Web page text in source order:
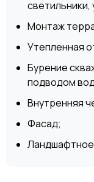
Монтаж
Утепленная
Бурение
подводом
Внутренняя
Фасад;
Ландшафтное